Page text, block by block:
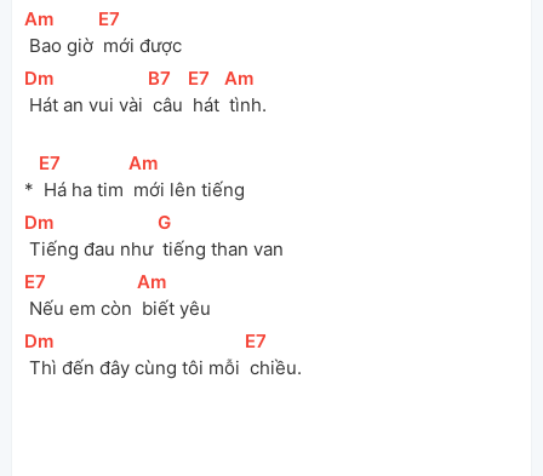
[
Am
Bao giờ
[E7
mới được
[Dm
Hát an vui vài
[B7
câu
[E7
hát
[
Am
tình.
*
[E7
Há ha tim
[
Am
mới lên tiếng
[Dm
Tiếng đau như
[
G
tiếng than van
[E7
Nếu em còn
[
Am
biết yêu
[Dm
Thì đến đây cùng tôi mỗi
[E7
chiều.